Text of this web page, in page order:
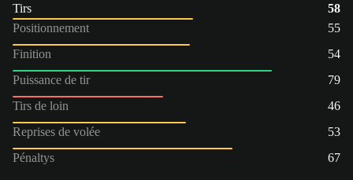
Tirs
58
Positionnement
55
Finition
54
Puissance de tir
79
Tirs de loin
46
Reprises de volée
53
Pénaltys
67